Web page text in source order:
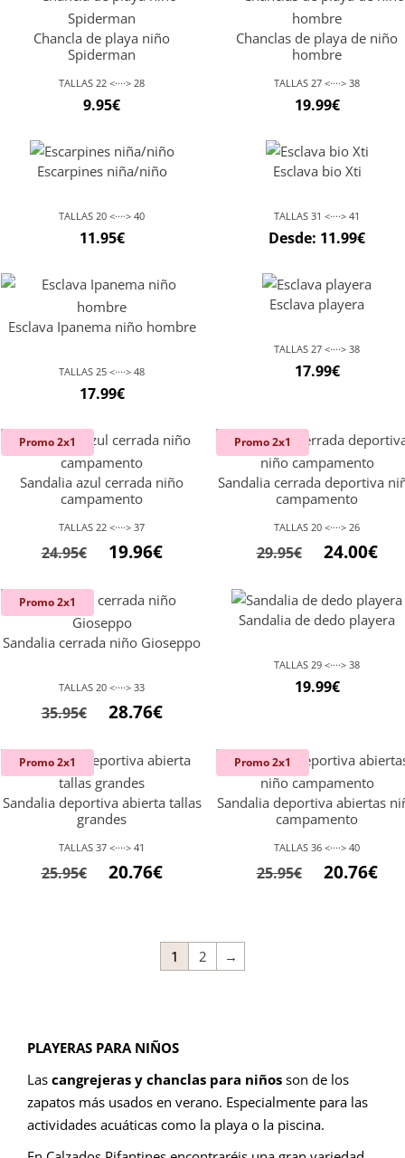
Chancla de playa niño
Spiderman
TALLAS 22 <····> 28
9.95€
Chanclas de playa de niño
hombre
TALLAS 27 <····> 38
19.99€
Escarpines niña/niño
TALLAS 20 <····> 40
11.95€
Esclava bio Xti
TALLAS 31 <····> 41
Desde: 11.99€
Esclava Ipanema niño hombre
TALLAS 25 <····> 48
17.99€
Esclava playera
TALLAS 27 <····> 38
17.99€
Promo 2x1
Sandalia azul cerrada niño
campamento
TALLAS 22 <····> 37
24.95€
El
original
era:
24.95€.
19.96€El
actual
19.96€.
Promo 2x1
Sandalia cerrada deportiva
campamento
TALLAS 20 <····> 26
29.95€ 24.00€
Promo 2x1
Sandalia cerrada niño Gioseppo
TALLAS 20 <····> 33
35.95€
El
original
era:
35.95€.
28.76€El
actual
28.76€.
Sandalia de dedo playera
TALLAS 29 <····> 38
19.99€
Novedad
Promo 2x1
Sandalia deportiva abierta tallas
grandes
TALLAS 37 <····> 41
25.95€
El20.76€El
es:
20.76€.
Novedad
Promo 2x1
Sandalia deportiva abiertas
campamento
TALLAS 36 <····> 40
25.95€
El20.76€El
1 2 →
PLAYERAS PARA NIÑOS
Las cangrejeras y chanclas para niños son de los
zapatos más usados en verano. Especialmente para las
actividades acuáticas como la playa o la piscina.